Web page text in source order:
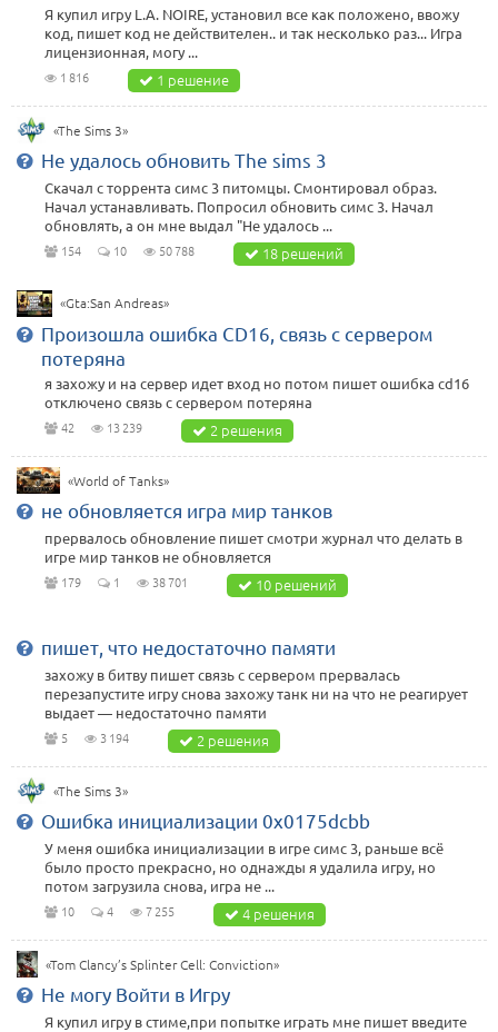
Я купил игру L.A. NOIRE, установил все как положено, ввожу
код, пишет код не действителен.. и так несколько раз... Игра
лицензионная, могу ...
1 816 1 решение
«The Sims 3»
Не удалось обновить The sims 3
Скачал с торрента симс 3 питомцы. Смонтировал образ.
Начал устанавливать. Попросил обновить симс 3. Начал
обновлять, а он мне выдал "Не удалось ...
154 10 50 788 18 решений
«Gta:San Andreas»
Произошла ошибка CD16, связь с сервером
потеряна
я захожу и на сервер идет вход но потом пишет ошибка cd16
отключено связь с сервером потеряна
42 13 239 2 решения
«World of Tanks»
не обновляется игра мир танков
прервалось обновление пишет смотри журнал что делать в
игре мир танков не обновляется
179 1 38 701 10 решений
пишет, что недостаточно памяти
захожу в битву пишет связь с сервером прервалась
перезапустите игру снова захожу танк ни на что не реагирует
выдает — недостаточно памяти
5 3 194 2 решения
«The Sims 3»
Ошибка инициализации 0x0175dcbb
У меня ошибка инициализации в игре симс 3, раньше всё
было просто прекрасно, но однажды я удалила игру, но
потом загрузила снова, игра не ...
10 4 7 255 4 решения
«Tom Clancy’s Splinter Cell: Conviction»
Не могу Войти в Игру
Я купил игру в стиме,при попытке играть мне пишет введите